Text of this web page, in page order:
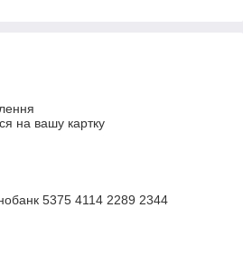
на вашу картку
5375 4114 2289 2344